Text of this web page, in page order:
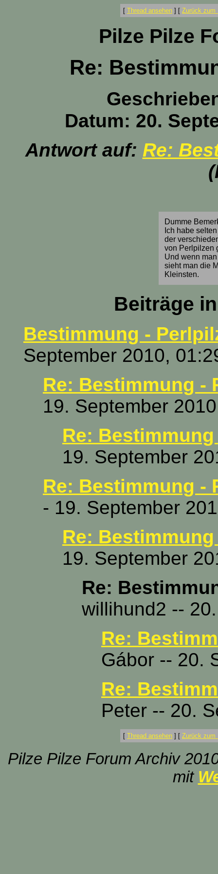
[ Thread ansehen ] [ Zurück zum
Pilze Pilze
Re:
Datum: 20.
Antwort auf: Re:
Dumme
Ich habe
der
von Perlpilzen
Und wenn
sieht man die
Kleinsten.
Beiträge
Bestimmung -
September 2010,
Re: Bestimmung -
19. September
Re:
19. September
Re: Bestimmung -
- 19. September
Re:
19. September
Re:
willihund2 --
Re:
Gábor -- 20.
Re:
Peter -- 20.
[ Thread ansehen ] [ Zurück zum
Pilze Pilze Forum Archiv
mit